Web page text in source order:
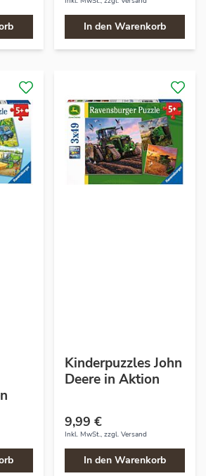
In den Warenkorb
Kinderpuzzles John
Deere in Aktion
9,99 €
Inkl. MwSt., zzgl. Versand
In den Warenkorb